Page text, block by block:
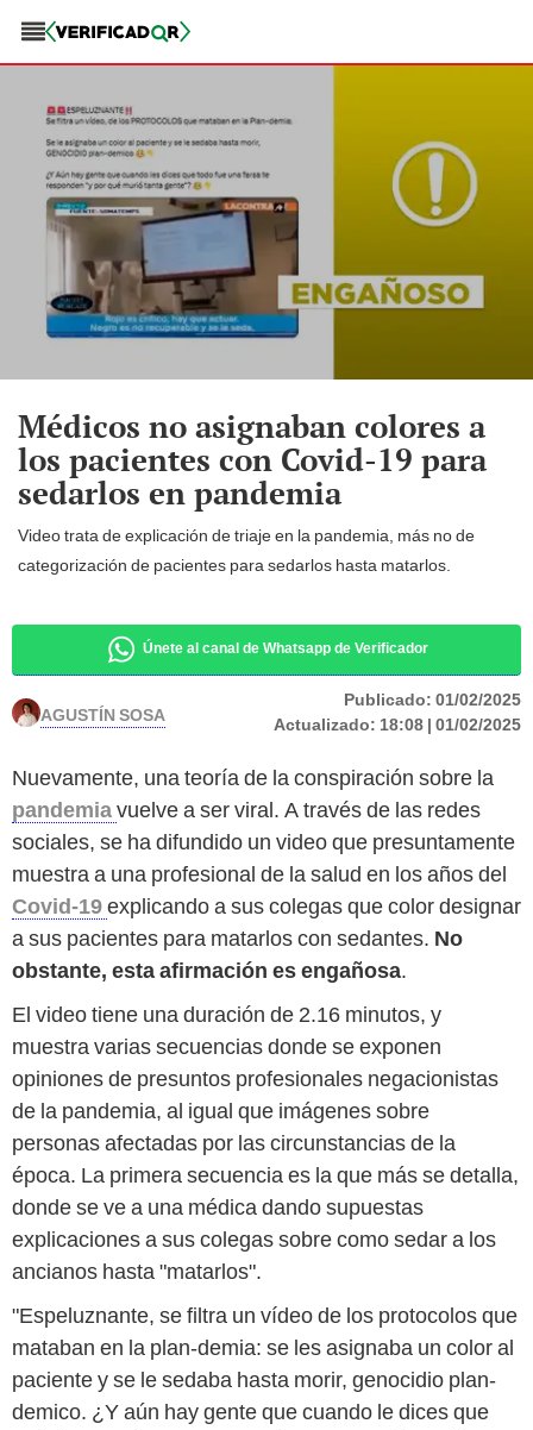
Médicos no asignaban colores a
los pacientes con Covid-19 para
sedarlos en pandemia
Video trata de explicación de triaje en la pandemia, más no de
categorización de pacientes para sedarlos hasta matarlos.
Únete al canal de Whatsapp de Verificador
AGUSTÍN SOSA Publicado: 01/02/2025
Actualizado: 18:08 | 01/02/2025
Nuevamente, una teoría de la conspiración sobre la
pandemiavuelve a ser viral. A través de las redes
sociales, se ha difundido un video que presuntamente
muestra a una profesional de la salud en los años del
Covid-19explicando a sus colegas que color designar
a sus pacientes para matarlos con sedantes. No
obstante, esta afirmación es engañosa.
El video tiene una duración de 2.16 minutos, y
muestra varias secuencias donde se exponen
opiniones de presuntos profesionales negacionistas
de la pandemia, al igual que imágenes sobre
personas afectadas por las circunstancias de la
época. La primera secuencia es la que más se detalla,
donde se ve a una médica dando supuestas
explicaciones a sus colegas sobre como sedar a los
ancianos hasta "matarlos".
"Espeluznante, se filtra un vídeo de los protocolos que
mataban en la plan-demia: se les asignaba un color al
paciente y se le sedaba hasta morir, genocidio plan-
demico. ¿Y aún hay gente que cuando le dices que